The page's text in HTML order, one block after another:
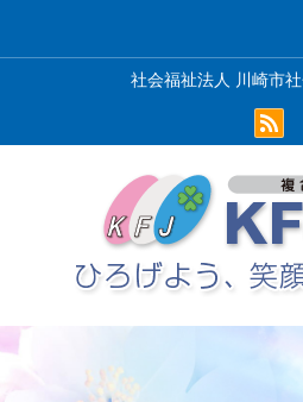
社会福祉法人 川崎市